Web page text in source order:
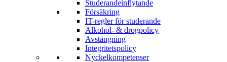
Studerandeinflytande
Försäkring
IT-regler för studerande
Alkohol- & drogpolicy
Avstängning
Integritetspolicy
Nyckelkompetenser